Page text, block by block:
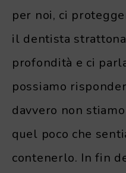
per noi, ci
il dentista
profondità e ci
possiamo
davvero non
quel poco che
contenerlo. In fin